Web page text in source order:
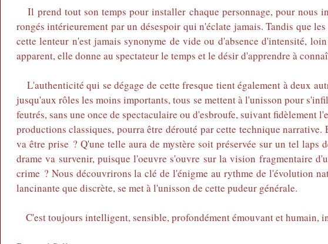
Il prend tout son temps pour installer chaque personnage, pour nous
rongés intérieurement par un désespoir qui n'éclate jamais. Tandis que
cette lenteur n'est jamais synonyme de vide ou d'absence d'intensité,
apparent, elle donne au spectateur le temps et le désir d'apprendre à
L'authenticité qui se dégage de cette fresque tient également à deux
jusqu'aux rôles les moins importants, tous se mettent à l'unisson pour
feutrés, sans une once de spectaculaire ou d'esbroufe, suivant fidèlement
productions classiques, pourra être dérouté par cette technique
va être prise ? Q'une telle aura de mystère soit préservée sur un tel
drame va survenir, puisque l'oeuvre s'ouvre sur la vision fragmentaire
crime ? Nous découvrirons la clé de l'énigme au rythme de l'évolution
lancinante que discrète, se met à l'unisson de cette pudeur générale.
C'est toujours intelligent, sensible, profondément émouvant et humain,